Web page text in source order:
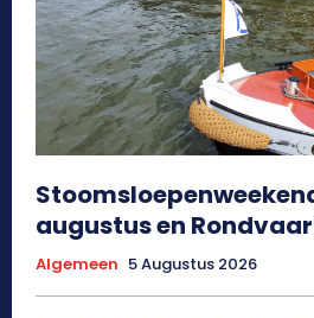
augustus en
Algemeen 5 Augustus 2026